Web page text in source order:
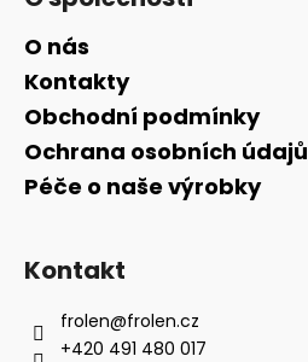
O nás
Kontakty
Obchodní podmínky
Ochrana osobních údajů
Péče o naše výrobky
Kontakt
frolen@frolen.cz
+420 491 480 017